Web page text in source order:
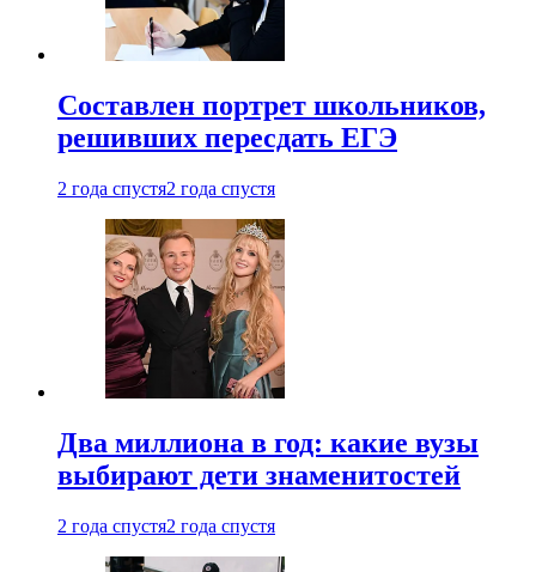
Составлен портрет школьников,
решивших пересдать ЕГЭ
2 года спустя2 года спустя
Два миллиона в год: какие вузы
выбирают дети знаменитостей
2 года спустя2 года спустя